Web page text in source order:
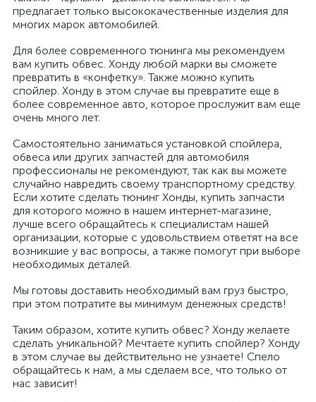
предлагает только высококачественные изделия для
многих марок автомобилей.
Для более современного тюнинга мы рекомендуем
вам купить обвес. Хонду любой марки вы сможете
превратить в «конфетку». Также можно купить
спойлер. Хонду в этом случае вы превратите еще в
более современное авто, которое прослужит вам еще
очень много лет.
Самостоятельно заниматься установкой спойлера,
обвеса или других запчастей для автомобиля
профессионалы не рекомендуют, так как вы можете
случайно навредить своему транспортному средству.
Если хотите сделать тюнинг Хонды, купить запчасти
для которого можно в нашем интернет-магазине,
лучше всего обращайтесь к специалистам нашей
организации, которые с удовольствием ответят на все
возникшие у вас вопросы, а также помогут при выборе
необходимых деталей.
Мы готовы доставить необходимый вам груз быстро,
при этом потратите вы минимум денежных средств!
Таким образом, хотите купить обвес? Хонду желаете
сделать уникальной? Мечтаете купить спойлер? Хонду
в этом случае вы действительно не узнаете! Спело
обращайтесь к нам, а мы сделаем все, что только от
нас зависит!